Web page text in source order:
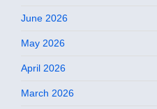
June 2026
May 2026
April 2026
March 2026